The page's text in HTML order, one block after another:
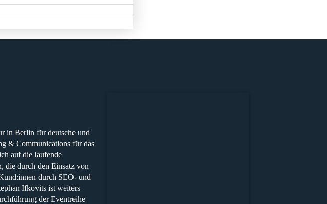
in Berlin für deutsche und
& Communications für das
auf die laufende
die durch den Einsatz von
durch SEO- und
Ifkovits ist weiters
der Eventreihe